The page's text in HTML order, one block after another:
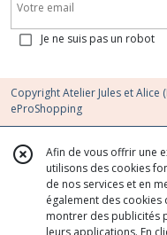
Je ne suis pas un robot
Copyright Atelier Jules et Alice
eProShopping
Afin de vous offrir une
utilisons des cookies
de nos services et en
également des cookies
montrer des publicités
leurs applications. En